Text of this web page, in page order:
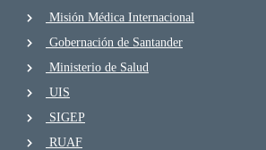
Misión Médica Internacional
Gobernación de Santander
Ministerio de Salud
UIS
SIGEP
RUAF